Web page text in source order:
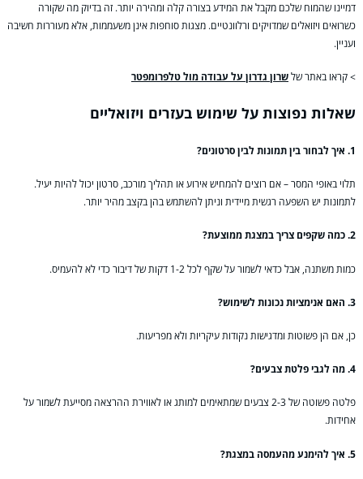
דמיינו שהמוח שלכם מקבל את המידע בצורה קלה ומהירה יותר. זה בדיוק מה שקורה
כשרואים ויזואלים שמדויקים ורלוונטיים. מצגות סוחפות אינן משעממות, אלא מעוררות חשיבה
ועניין.
> קראו באתר שלשרון גדרון על עבודה מול טלפרומפטר
שאלות נפוצות על שימוש בעזרים ויזואליים
1. איך לבחור בין תמונות לבין סרטונים?
תלוי באופי המסר – אם רוצים להמחיש אירוע או תהליך מורכב, סרטון יכול להיות יעיל.
לתמונות יש השפעה רגשית מיידית וניתן להשתמש בהן בקצב מהיר יותר.
2. כמה שקפים צריך במצגת ממוצעת?
כמות משתנה, אבל כדאי לשמור על שקף לכל 1-2 דקות של דיבור כדי לא להעמיס.
3. האם אנימציות נכונות לשימוש?
כן, אם הן פשוטות ומדגישות נקודות עיקריות ולא מפריעות.
4. מה לגבי פלטת צבעים?
פלטה פשוטה של 2-3 צבעים שמתאימים למותג או לאווירת ההרצאה מסייעת לשמור על
אחידות.
5. איך להימנע מהעמסה במצגת?